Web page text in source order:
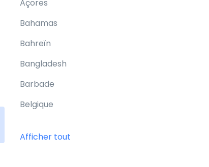
Açores
Bahamas
Bahreïn
Bangladesh
Barbade
Belgique
Afficher tout